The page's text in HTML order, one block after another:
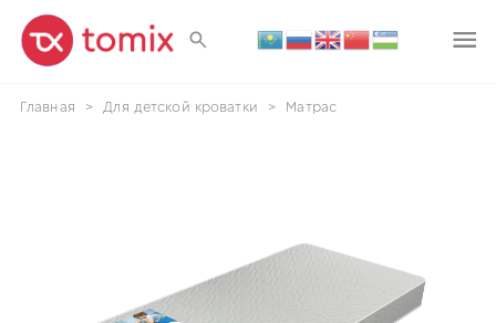
Главная > Для детской кроватки > Матрас